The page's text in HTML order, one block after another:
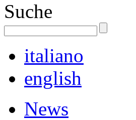
Suche
italiano
english
News